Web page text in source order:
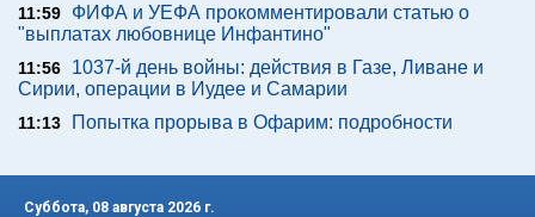
11:59
ФИФА и УЕФА прокомментировали статью о
"выплатах любовнице Инфантино"
11:56
1037-й день войны: действия в Газе, Ливане и
Сирии, операции в Иудее и Самарии
11:13 Попытка прорыва в Офарим: подробности
Суббота, 08 августа 2026 г.